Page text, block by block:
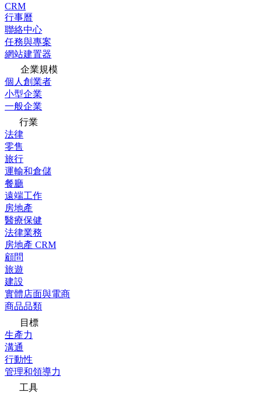
CRM
行事曆
聯絡中心
任務與專案
網站建置器
企業規模
個人創業者
小型企業
一般企業
行業
法律
零售
旅行
運輸和倉儲
餐廳
遠端工作
房地產
醫療保健
法律業務
房地產 CRM
顧問
旅遊
建設
實體店面與電商
商品品類
目標
生產力
溝通
行動性
管理和領導力
工具